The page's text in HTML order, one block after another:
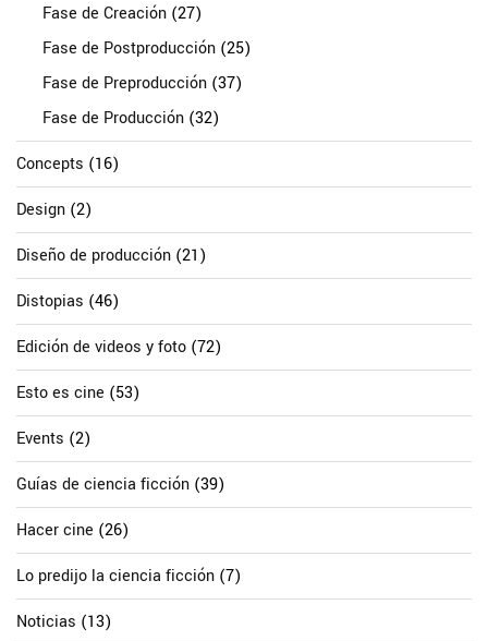
Fase de Creación (27)
Fase de Postproducción (25)
Fase de Preproducción (37)
Fase de Producción (32)
Concepts (16)
Design (2)
Diseño de producción (21)
Distopias (46)
Edición de videos y foto (72)
Esto es cine (53)
Events (2)
Guías de ciencia ficción (39)
Hacer cine (26)
Lo predijo la ciencia ficción (7)
Noticias (13)